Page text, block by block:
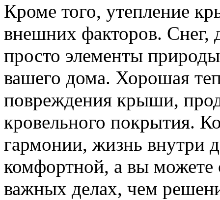
Кроме того, утепление
внешних факторов. Снег,
просто элементы
вашего дома. Хорошая
повреждения крыши,
кровельного покрытия.
гармонии, жизнь внутри
комфортной, а вы можете
важных делах, чем